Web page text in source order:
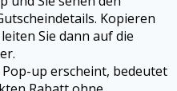
Kopieren
Sie dann auf die
up erscheint, bedeutet